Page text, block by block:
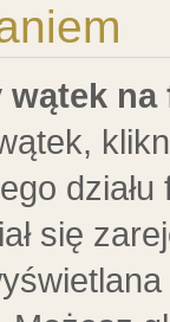
na
się